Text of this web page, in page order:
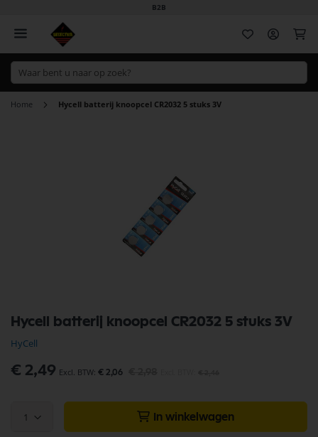
B2B
Home Hycell batterij knoopcel CR2032 5 stuks 3V
Hycell batterij knoopcel CR2032 5 stuks 3V
HyCell
Speciale
€ 2,49 € 2,06
1 In winkelwagen
naar
het
begin
van
de